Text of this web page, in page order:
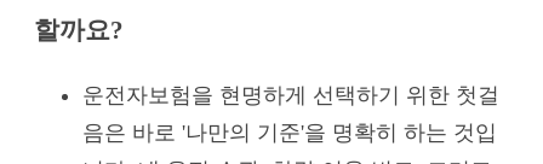
할까요?
운전자보험을 현명하게 선택하기 위한 첫걸
음은 바로 '나만의 기준'을 명확히 하는 것입